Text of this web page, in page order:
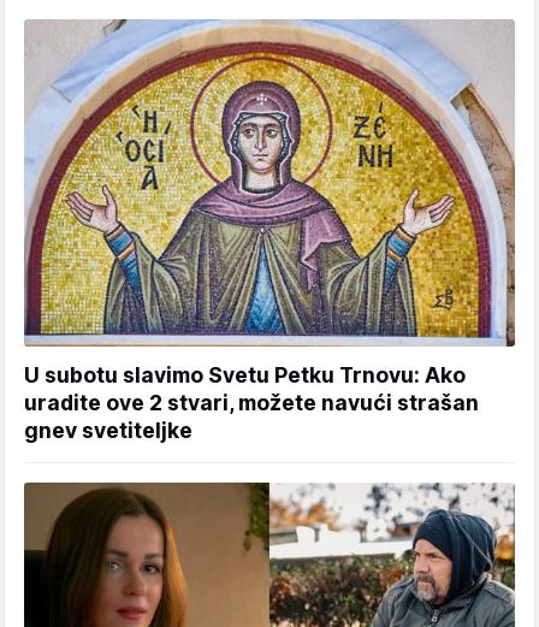
U subotu slavimo Svetu Petku Trnovu: Ako
uradite ove 2 stvari, možete navući strašan
gnev svetiteljke